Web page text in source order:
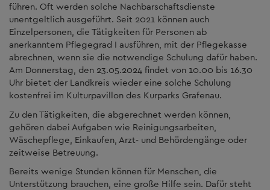
führen. Oft werden solche Nachbarschaftsdienste
unentgeltlich ausgeführt. Seit 2021 können auch
Einzelpersonen, die Tätigkeiten für Personen ab
anerkanntem Pflegegrad I ausführen, mit der Pflegekasse
abrechnen, wenn sie die notwendige Schulung dafür haben.
Am Donnerstag, den 23.05.2024 findet von 10.00 bis 16.30
Uhr bietet der Landkreis wieder eine solche Schulung
kostenfrei im Kulturpavillon des Kurparks Grafenau.
Zu den Tätigkeiten, die abgerechnet werden können,
gehören dabei Aufgaben wie Reinigungsarbeiten,
Wäschepflege, Einkaufen, Arzt- und Behördengänge oder
zeitweise Betreuung.
Bereits wenige Stunden können für Menschen, die
Unterstützung brauchen, eine große Hilfe sein. Dafür steht